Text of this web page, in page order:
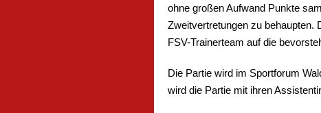
ohne großen Aufwand Punkte
Zweitvertretungen zu behaupten.
FSV-Trainerteam auf die
Die Partie wird im Sportforum
wird die Partie mit ihren